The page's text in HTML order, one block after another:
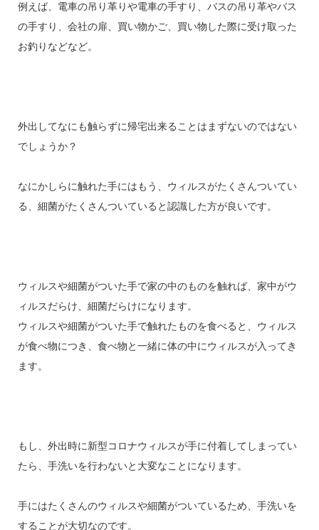
例えば、電車の吊り革りや電車の手すり、バスの吊り革やバス
の手すり、会社の扉、買い物かご、買い物した際に受け取った
お釣りなどなど。
外出してなにも触らずに帰宅出来ることはまずないのではない
でしょうか？
なにかしらに触れた手にはもう、ウィルスがたくさんついてい
る、細菌がたくさんついていると認識した方が良いです。
ウィルスや細菌がついた手で家の中のものを触れば、家中がウ
ィルスだらけ、細菌だらけになります。
ウィルスや細菌がついた手で触れたものを食べると、ウィルス
が食べ物につき、食べ物と一緒に体の中にウィルスが入ってき
ます。
もし、外出時に新型コロナウィルスが手に付着してしまってい
たら、手洗いを行わないと大変なことになります。
手にはたくさんのウィルスや細菌がついているため、手洗いを
することが大切なのです。